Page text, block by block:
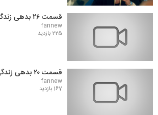
قسمت ۲۶ بدهی زندگی
fannew
225 بازدید
قسمت ۲۰ بدهی زندگی
fannew
167 بازدید